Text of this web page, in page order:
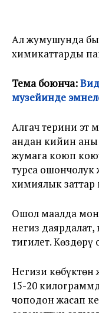
Ал жумушунда
химикаттарды
Тема боюнча:
музейинде
Алгач терини эт
андан кийин аны
жумага коюп
турса
химиялык
Ошол маалда
негиз
тигилет. Көздөрү
Негизи көбүктөн
15-20
чоподон жасап